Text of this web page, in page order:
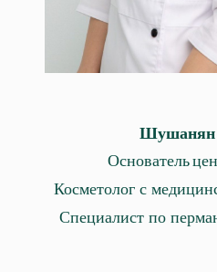
Шушанян
Основатель
Косметолог с
Специалист по